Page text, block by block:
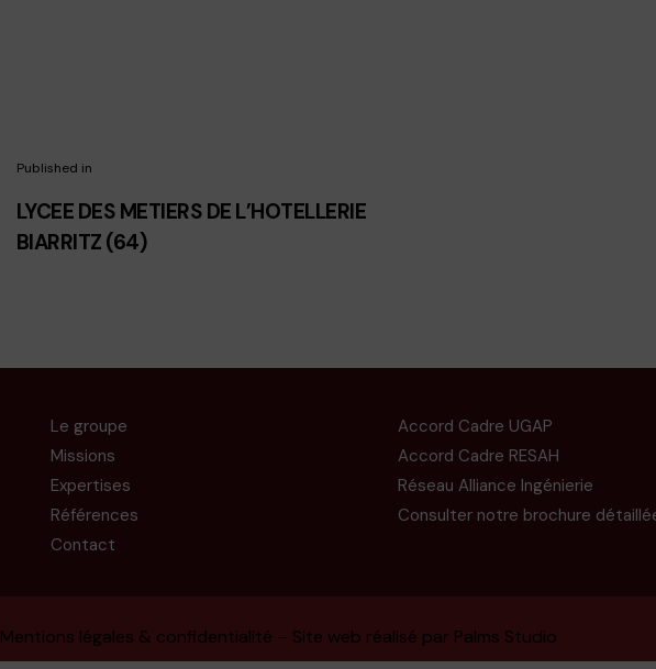
Published in
LYCEE DES METIERS DE L’HOTELLERIE
BIARRITZ (64)
Le groupe
Missions
Expertises
Références
Contact
Accord Cadre UGAP
Accord Cadre RESAH
Réseau Alliance Ingénierie
Consulter notre brochure
Mentions légales & confidentialité – Site web réalisé par Palms Studio